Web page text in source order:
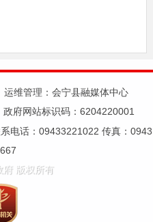
维管理：会宁县融媒体中心
政府网站标识码：6204220001
电话：09433221022 传真：0943
府 版权所有